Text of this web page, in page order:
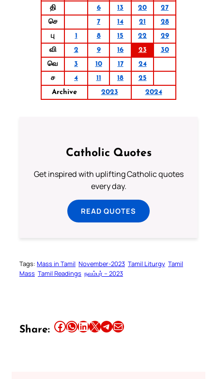
தி
6 13 20
27
செ
7 14 21
28
பு
1 8 15 22
29
வி
2 9 16 23
30
வெ
3 10 17
24
ச
4 11 18
25
Archive
2023 2024
Catholic Quotes
Get inspired with uplifting Catholic quotes
every day.
READ QUOTES
Tags: Mass in Tamil November-2023 Tamil Liturgy Tamil
Mass Tamil Readings நவம்பர் – 2023
Share: Share this article on Facebook Share this article on WhatsApp Share this article on LinkedIn Share this article on X Share this article on TelegramEmail this Article